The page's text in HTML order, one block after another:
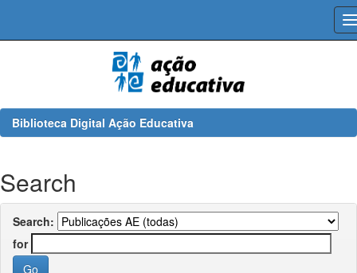
Biblioteca Digital Ação Educativa
Search
Search:
for